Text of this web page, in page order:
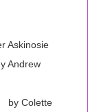
Askinosie
Andrew
by Colette